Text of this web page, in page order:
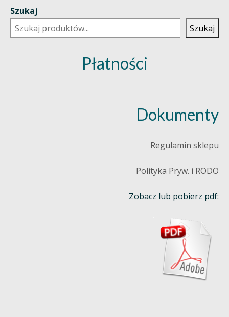
Szukaj
Szukaj
Płatności
Dokumenty
Regulamin sklepu
Polityka Pryw. i RODO
Zobacz lub pobierz pdf: